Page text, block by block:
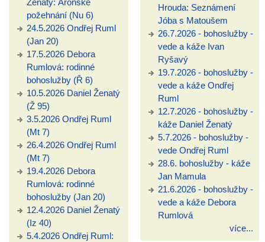
Ženatý: Áronské
požehnání (Nu 6)
24.5.2026 Ondřej Ruml
(Jan 20)
17.5.2026 Debora
Rumlová: rodinné
bohoslužby (Ř 6)
10.5.2026 Daniel Ženatý
(Ž 95)
3.5.2026 Ondřej Ruml
(Mt 7)
26.4.2026 Ondřej Ruml
(Mt 7)
19.4.2026 Debora
Rumlová: rodinné
bohoslužby (Jan 20)
12.4.2026 Daniel Ženatý
(Iz 40)
5.4.2026 Ondřej Ruml:
Hrouda: Seznámení
Jóba s Matoušem
26.7.2026 - bohoslužby -
vede a káže Ivan
Ryšavý
19.7.2026 - bohoslužby -
vede a káže Ondřej
Ruml
12.7.2026 - bohoslužby -
káže Daniel Ženatý
5.7.2026 - bohoslužby -
vede Ondřej Ruml
28.6. bohoslužby - káže
Jan Mamula
21.6.2026 - bohoslužby -
vede a káže Debora
Rumlová
více...